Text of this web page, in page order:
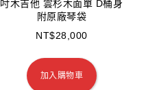
吋木吉他 雲杉木面單 D桶身
附原廠琴袋
NT$28,000
加入購物車